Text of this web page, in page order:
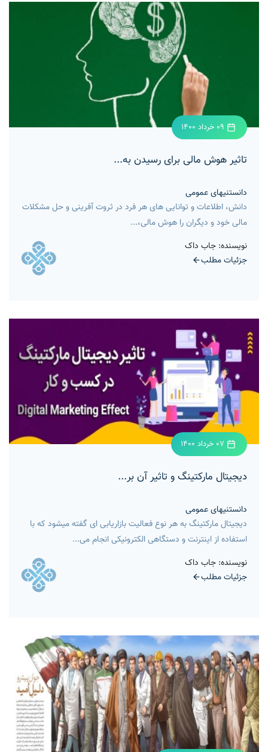
تاثیر هوش مالی برای رسیدن به...
دانستنیهای عمومی
دانش، اطلاعات و توانایی های هر فرد در ثروت آفرینی و حل مشکلات
مالی خود و دیگران را هوش مالی،...
نویسنده: جاب داک
جزئیات مطلب
دیجیتال مارکتینگ و تاثیر آن بر...
دانستنیهای عمومی
دیجیتال مارکتینگ به هر نوع فعالیت بازاریابی ای گفته میشود که با
استفاده از اینترنت و دستگاهی الکترونیکی انجام می...
نویسنده: جاب داک
جزئیات مطلب